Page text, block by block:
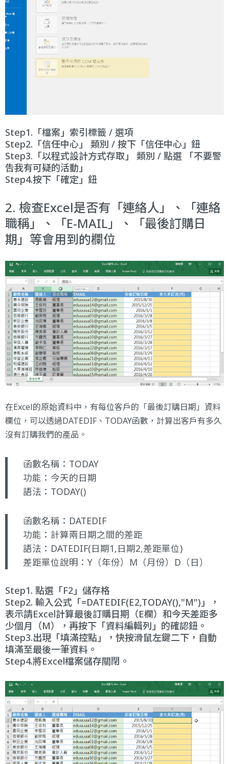
Step1.「檔案」索引標籤 / 選項
Step2.「信任中心」 類別 / 按下「信任中心」鈕
Step3.「以程式設計方式存取」 類別 / 點選 「不要警
告我有可疑的活動」
Step4.按下「確定」鈕
2. 檢查Excel是否有「連絡人」、「連絡
職稱」、「E-MAIL」、「最後訂購日
期」等會用到的欄位
在Excel的原始資料中，有每位客戶的「最後訂購日期」資料
欄位，可以透過DATEDIF、TODAY函數，計算出客戶有多久
沒有訂購我們的產品。
函數名稱：TODAY
功能：今天的日期
語法：TODAY()
函數名稱：DATEDIF
功能：計算兩日期之間的差距
語法：DATEDIF(日期1,日期2,差距單位)
差距單位說明：Y（年份）M（月份）D（日）
Step1. 點選「F2」儲存格
Step2. 輸入公式「=DATEDIF(E2,TODAY(),"M")」，
表示請Excel計算最後訂購日期（E欄）和今天差距多
少個月（M），再按下「資料編輯列」的確認鈕。
Step3.出現「填滿控點」，快按滑鼠左鍵二下，自動
填滿至最後一筆資料。
Step4.將Excel檔案儲存關閉。